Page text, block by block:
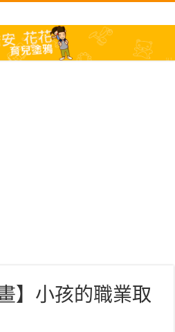
】小孩的職業取